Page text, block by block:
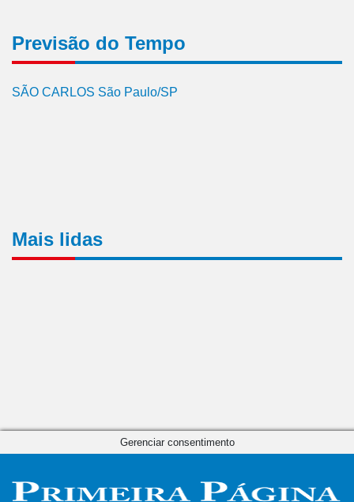
Previsão do Tempo
SÃO CARLOS São Paulo/SP
Mais lidas
Gerenciar consentimento